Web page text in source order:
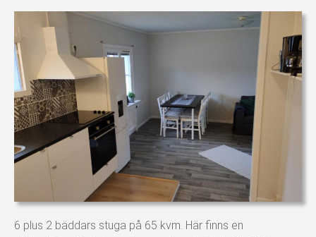
6 plus 2 bäddars stuga på 65 kvm. Här finns en